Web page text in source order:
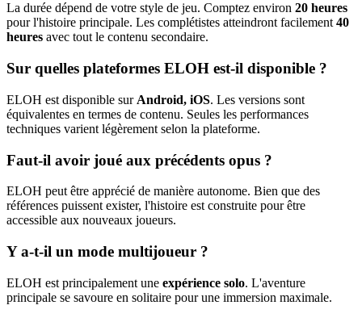
La durée dépend de votre style de jeu. Comptez environ 20 heures
pour l'histoire principale. Les complétistes atteindront facilement40
heures avec tout le contenu secondaire.
Sur quelles plateformes ELOH est-il disponible ?
ELOH est disponible sur Android, iOS. Les versions sont
équivalentes en termes de contenu. Seules les performances
techniques varient légèrement selon la plateforme.
Faut-il avoir joué aux précédents opus ?
ELOH peut être apprécié de manière autonome. Bien que des
références puissent exister, l'histoire est construite pour être
accessible aux nouveaux joueurs.
Y a-t-il un mode multijoueur ?
ELOH est principalement une expérience solo. L'aventure
principale se savoure en solitaire pour une immersion maximale.